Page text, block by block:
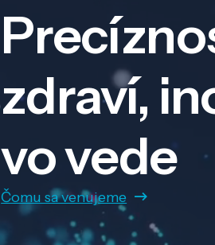
zdraví,
vo vede
Čomu sa venujeme